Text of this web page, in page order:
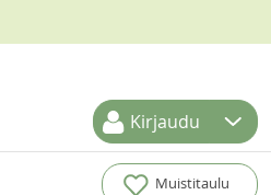
Kirjaudu
Muistitaulu